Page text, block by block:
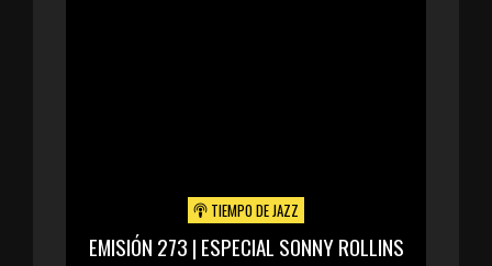
TIEMPO DE JAZZ
EMISIÓN 273 | ESPECIAL SONNY ROLLINS